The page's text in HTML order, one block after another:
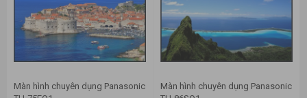
Màn hình chuyên dụng Panasonic
Màn hình chuyên dụng Panasonic